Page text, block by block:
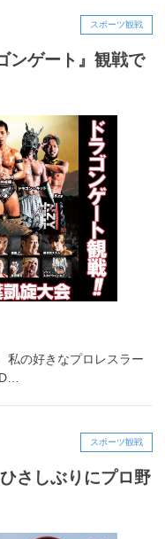
スポーツ観戦
ンゲート』観戦で
私の好きなプロレスラー
スポーツ観戦
さしぶりにプロ野